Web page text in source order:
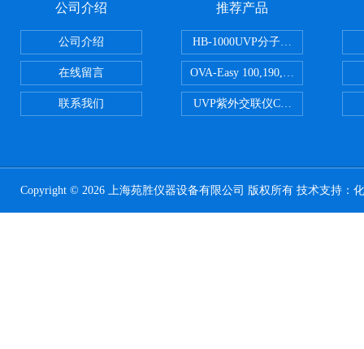
公司介绍
公司介绍
在线留言
联系我们
推荐产品
HB-1000UVP分子杂交箱
OVA-Easy 100,190,380,580英国
UVP紫外交联仪CL-1000
Copyright © 2026 上海苑胜仪器设备有限公司 版权所有 技术支持：